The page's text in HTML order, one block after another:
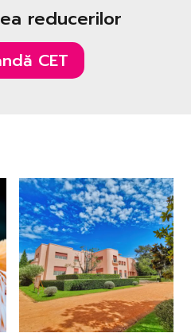
reducerilor
CET